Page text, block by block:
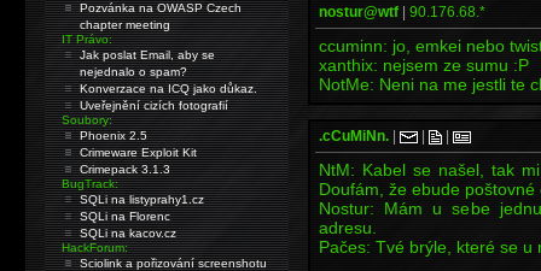
nostur@wtf 90.176.68.*
ccuminn: jo, emkei nebo
xanthix: nejsem ze sumu :P
NotMe: Neni na me jestli te
.cCuMiNn.
NtM: Kabel se našel, tak
Doufám, že ebude
Nostur: Mám u sebe
adresu.
Pačes: Tvé brýle, které se
Pozvánka na OWASP Czech
chapter meeting
IT Právo:
Jak poslat Email, aby se
nejednalo o spam?
Konverzace na ICQ jako důkaz.
Uveřejnění cizích fotografií
Soubory:
Phoenix 2.5
Crimeware Exploit Kit
Crimepack 3.1.3
BugTrack:
SQLi na listyprahy1.cz
SQLi na Florenc
SQLi na kacov.cz
HackForum:
Sciolink a pořizování screenshotu